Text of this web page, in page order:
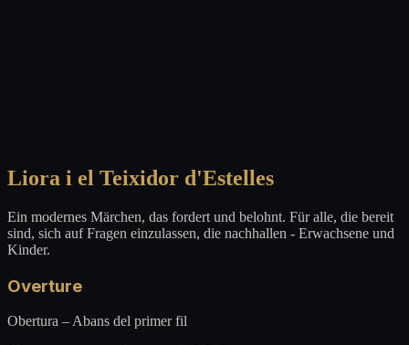
Liora i el Teixidor d'Estelles
Ein modernes Märchen, das fordert und belohnt. Für alle, die bereit
sind, sich auf Fragen einzulassen, die nachhallen - Erwachsene und
Kinder.
Overture
Obertura – Abans del primer fil